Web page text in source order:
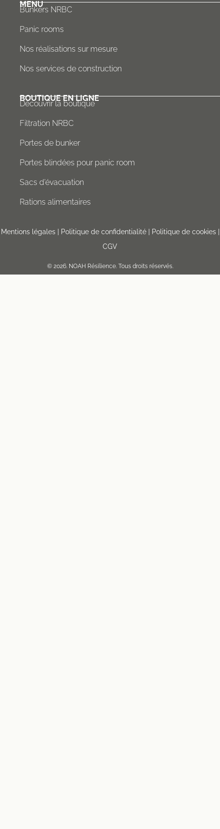
MENU
Bunkers NRBC
Panic rooms
Nos réalisations sur mesure
Nos services de construction
BOUTIQUE EN LIGNE
Découvrir la boutique
Filtration NRBC
Portes de bunker
Portes blindées pour panic room
Sacs d’évacuation
Rations alimentaires
Mentions légales| Politique de confidentialité| Politique de cookies|
CGV
© 2026. NOAH Résilience.Tous droits réservés.